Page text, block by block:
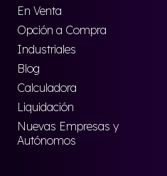
En Venta
Opción a Compra
Industriales
Blog
Calculadora
Liquidación
Nuevas Empresas y
Autónomos